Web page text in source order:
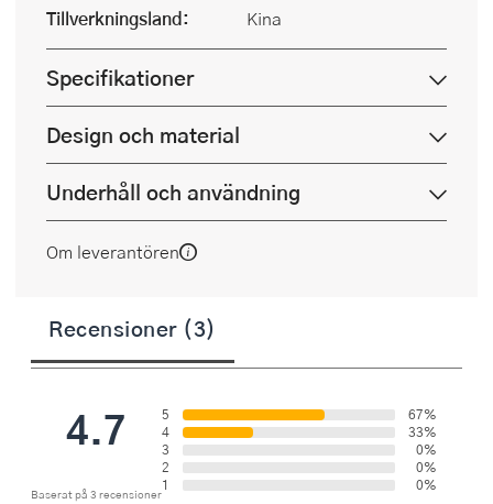
Tillverkningsland:
Kina
Specifikationer
Design och material
Underhåll och användning
Om leverantören
Recensioner (3)
4.7
Baserat på 3 recensioner
5
67%
4
33%
3
0%
2
0%
1
0%